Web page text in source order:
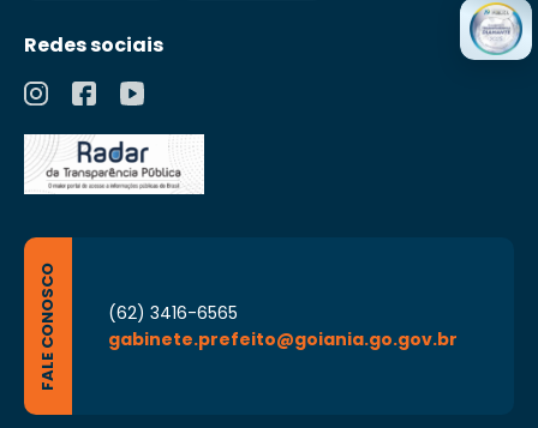
Redes sociais
FALE CONOSCO
(62) 3416-6565
gabinete.prefeito@goiania.go.gov.br